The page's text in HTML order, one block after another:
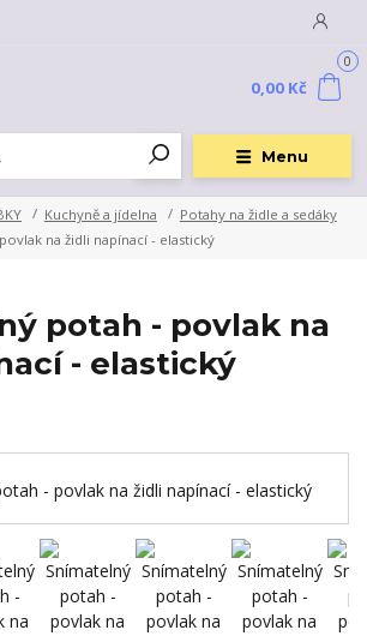
Menu
0
0,00 Kč
Kuchyně a jídelna
Potahy na židle a sedáky
na židli napínací - elastický
potah - povlak na
- elastický